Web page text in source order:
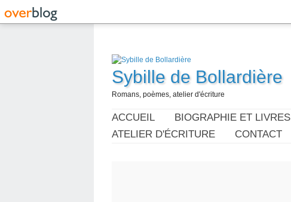
Sybille de Bollardière
Romans, poèmes, atelier d'écriture
ACCUEIL BIOGRAPHIE ET LIVRES
ATELIER D'ÉCRITURE
CONTACT